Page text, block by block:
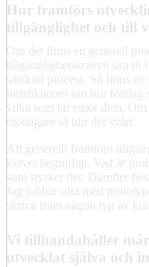
Hur framförs
tillgänglighet och till
Om det finns en generell
tillgänglighetskraven ska in i
särskild process. Så finns
instruktioner om hur förslag
vilka som tar emot dem.
mottagare så blir det svårt.
Att generellt framföra
kravet begripligt. Vad är
som styrker det. Därefter
Jag jobbar ofta med
skriva fram någon typ av
Vi tillhandahåller
utvecklat själva och